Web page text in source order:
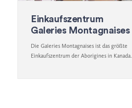
Einkaufszentrum
Galeries Montagnaises
Die Galeries Montagnaises ist das größte
Einkaufszentrum der Aborigines in Kanada.